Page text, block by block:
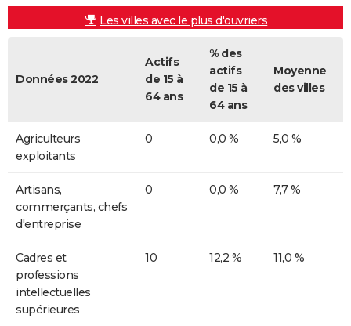
Les villes avec le plus d'ouvriers
Données 2022
Actifs
de 15 à
64 ans
% des
actifs
de 15 à
64 ans
Moyenne
des villes
Agriculteurs
exploitants
0 0,0 % 5,0 %
Artisans,
commerçants, chefs
d'entreprise
0 0,0 % 7,7 %
Cadres et
professions
intellectuelles
supérieures
10 12,2 % 11,0 %